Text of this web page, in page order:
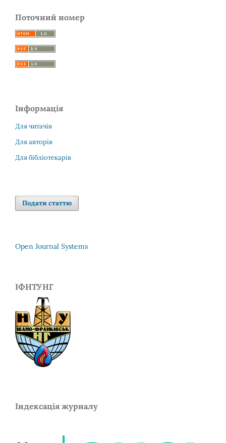
Поточний номер
Інформація
Для читачів
Для авторів
Для бібліотекарів
Подати статтю
Open Journal Systems
ІФНТУНГ
Індексація журналу